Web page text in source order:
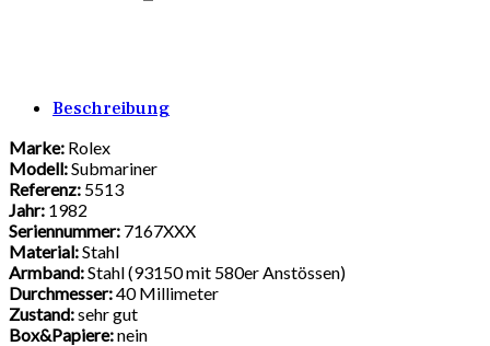
Beschreibung
Marke: Rolex
Modell:Submariner
Referenz: 5513
Jahr: 1982
Seriennummer: 7167XXX
Material:Stahl
Armband:Stahl (93150 mit 580er Anstössen)
Durchmesser:40 Millimeter
Zustand:sehr gut
Box&Papiere:nein